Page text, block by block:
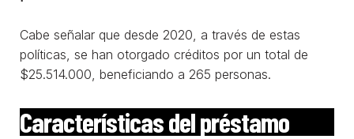
Cabe señalar que desde 2020, a través de estas
políticas, se han otorgado créditos por un total de
$25.514.000, beneficiando a 265 personas.
Características del préstamo